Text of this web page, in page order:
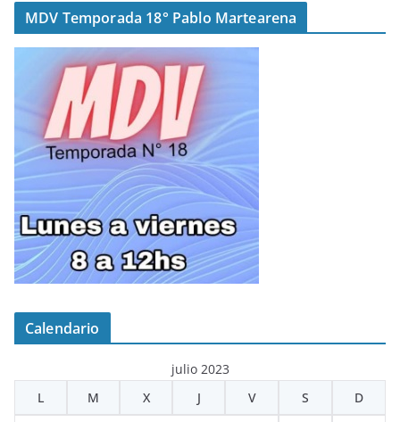
MDV Temporada 18° Pablo Martearena
Calendario
julio 2023
L
M X J V S D